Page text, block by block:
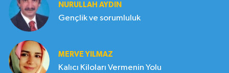
NURULLAH AYDIN
Gençlik ve sorumluluk
MERVE YILMAZ
Kalıcı Kiloları Vermenin Yolu